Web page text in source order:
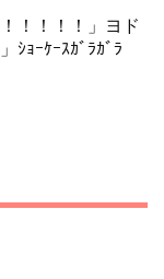
！！！！」ヨド
ｼｮｰｹｰｽｶﾞﾗｶﾞﾗ